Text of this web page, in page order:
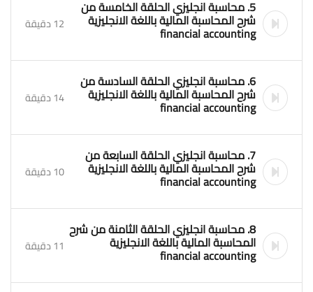
5. محاسبة انجليزي الحلقة الخامسة من
شرح المحاسبة المالية باللغة الانجليزية
financial accounting 12 دقيقة
6. محاسبة انجليزي الحلقة السادسة من
شرح المحاسبة المالية باللغة الانجليزية
financial accounting 14 دقيقة
7. محاسبة انجليزي الحلقة السابعة من
شرح المحاسبة المالية باللغة الانجليزية
financial accounting 10 دقيقة
8. محاسبة انجليزي الحلقة الثامنة من شرح
المحاسبة المالية باللغة الانجليزية
financial accounting 11 دقيقة